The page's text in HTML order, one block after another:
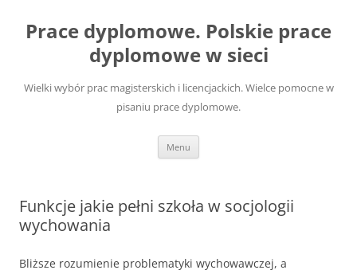
treści
Prace dyplomowe. Polskie prace
dyplomowe w sieci
Wielki wybór prac magisterskich i licencjackich. Wielce pomocne w
pisaniu prace dyplomowe.
Menu
Funkcje jakie pełni szkoła w socjologii
wychowania
Bliższe rozumienie problematyki wychowawczej, a